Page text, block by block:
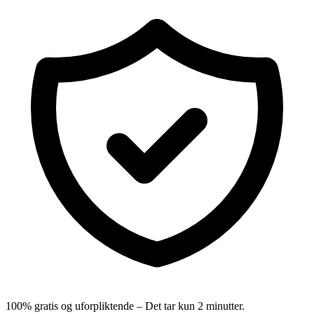
100% gratis og uforpliktende – Det tar kun 2 minutter.